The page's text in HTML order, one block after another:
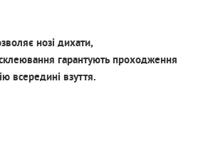
нозі дихати,
склеювання гарантують проходження
всередині взуття.